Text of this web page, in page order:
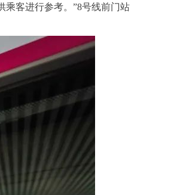
客进行参考。”8号线前门站